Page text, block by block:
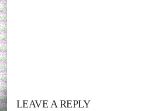
LEAVE A REPLY